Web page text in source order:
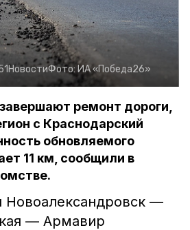
НовостиФото: ИА «Победа26»
ремонт дороги,
с Краснодарский
обновляемого
11 км, сообщили в
Новоалександровск —
— Армавир